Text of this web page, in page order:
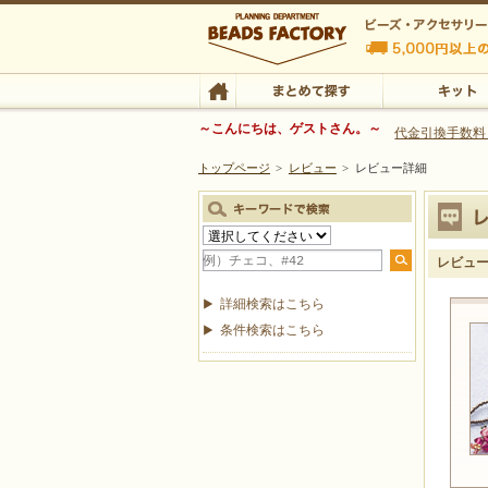
ビーズファクトリー ビーズ・パーツ・金具など
ビーズ・アクセサリ
ビーズ・アクセサリーの専門店 ビーズファクト
TOP まとめて探す
～こんにちは、ゲストさん。～ 代金引換手数
トップページ > レビュー > レビュー詳細
レビュ
詳細検索はこちら
条件検索はこちら